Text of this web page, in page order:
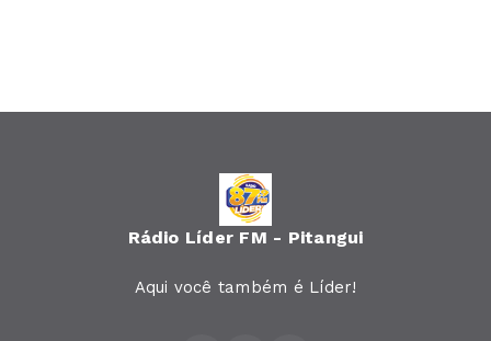
Rádio Líder FM - Pitangui
Aqui você também é Líder!